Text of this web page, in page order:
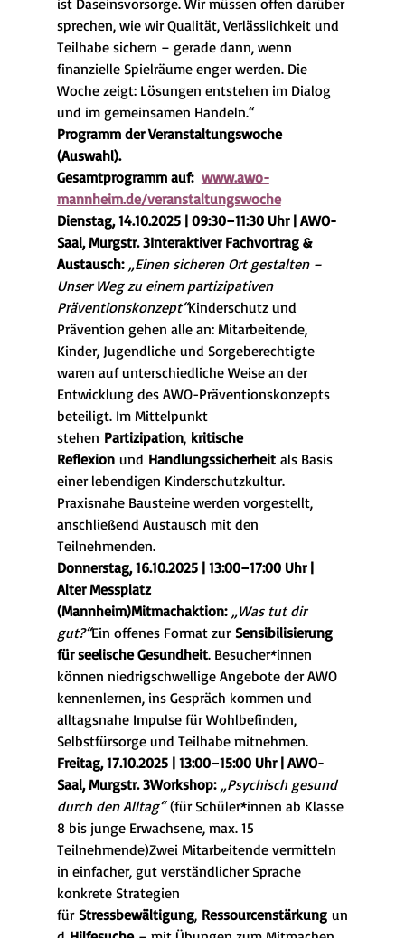
ist Daseinsvorsorge. Wir müssen offen darüber
sprechen, wie wir Qualität, Verlässlichkeit und
Teilhabe sichern – gerade dann, wenn
finanzielle Spielräume enger werden. Die
Woche zeigt: Lösungen entstehen im Dialog
und im gemeinsamen Handeln.“
Programm der Veranstaltungswoche
(Auswahl).
Gesamtprogramm auf: www.awo-
mannheim.de/veranstaltungswoche
Dienstag, 14.10.2025 | 09:30–11:30 Uhr | AWO-
Saal, Murgstr. 3Interaktiver Fachvortrag &
Austausch: „Einen sicheren Ort gestalten –
Unser Weg zu einem partizipativen
Präventionskonzept“Kinderschutz und
Prävention gehen alle an: Mitarbeitende,
Kinder, Jugendliche und Sorgeberechtigte
waren auf unterschiedliche Weise an der
Entwicklung des AWO-Präventionskonzepts
beteiligt. Im Mittelpunkt
stehen Partizipation, kritische
Reflexion und Handlungssicherheit als Basis
einer lebendigen Kinderschutzkultur.
Praxisnahe Bausteine werden vorgestellt,
anschließend Austausch mit den
Teilnehmenden.
Donnerstag, 16.10.2025 | 13:00–17:00 Uhr |
Alter Messplatz
(Mannheim)Mitmachaktion: „Was tut dir
gut?“Ein offenes Format zur Sensibilisierung
für seelische Gesundheit. Besucher*innen
können niedrigschwellige Angebote der AWO
kennenlernen, ins Gespräch kommen und
alltagsnahe Impulse für Wohlbefinden,
Selbstfürsorge und Teilhabe mitnehmen.
Freitag, 17.10.2025 | 13:00–15:00 Uhr | AWO-
Saal, Murgstr. 3Workshop: „Psychisch gesund
durch den Alltag“ (für Schüler*innen ab Klasse
8 bis junge Erwachsene, max. 15
Teilnehmende)Zwei Mitarbeitende vermitteln
in einfacher, gut verständlicher Sprache
konkrete Strategien
für Stressbewältigung, Ressourcenstärkung un